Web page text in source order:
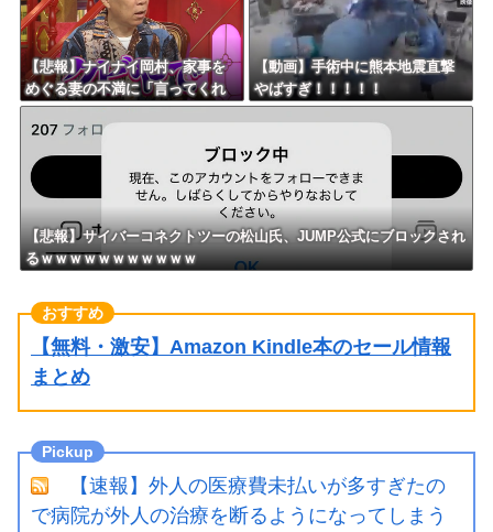
【悲報】ナイナイ岡村、家事を
めぐる妻の不満に「言ってくれ
たら済む話やん」になるみ「バ
イトやったらクビやで」説教受
け黙り込む
【動画】手術中に熊本地震直撃
やばすぎ！！！！！
【悲報】サイバーコネクトツーの松山氏、JUMP公式にブロックされ
るｗｗｗｗｗｗｗｗｗｗｗ
【無料・激安】Amazon Kindle本のセール情報
まとめ
【速報】外人の医療費未払いが多すぎたの
で病院が外人の治療を断るようになってしまう